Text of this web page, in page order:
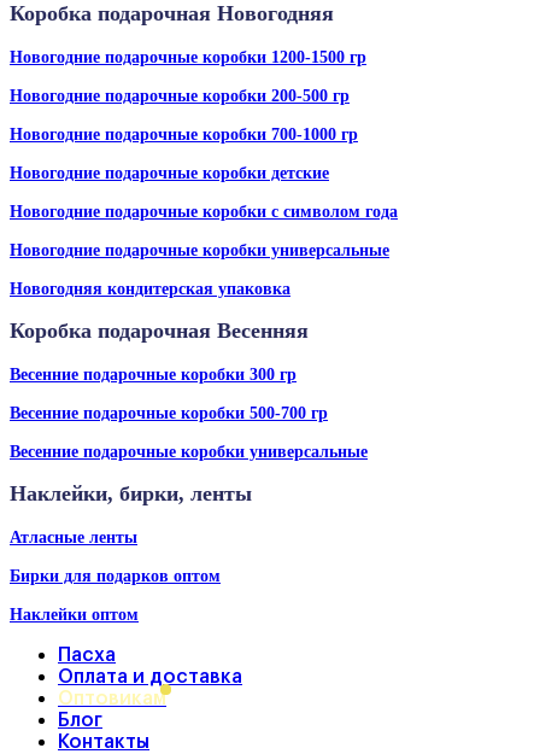
Коробка подарочная Новогодняя
Новогодние подарочные коробки 1200-1500 гр
Новогодние подарочные коробки 200-500 гр
Новогодние подарочные коробки 700-1000 гр
Новогодние подарочные коробки детские
Новогодние подарочные коробки с символом года
Новогодние подарочные коробки универсальные
Новогодняя кондитерская упаковка
Коробка подарочная Весенняя
Весенние подарочные коробки 300 гр
Весенние подарочные коробки 500-700 гр
Весенние подарочные коробки универсальные
Наклейки, бирки, ленты
Атласные ленты
Бирки для подарков оптом
Наклейки оптом
Пасха
Оплата и доставка
Оптовикам
Блог
Контакты